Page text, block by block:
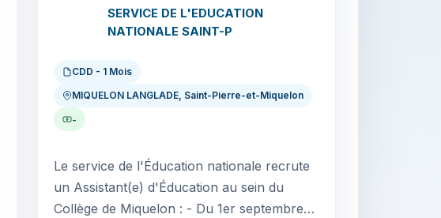
SERVICE DE L'EDUCATION
NATIONALE SAINT-P
CDD - 1 Mois
MIQUELON LANGLADE, Saint-Pierre-et-Miquelon
-
Le service de l'Éducation nationale recrute
un Assistant(e) d'Éducation au sein du
Collège de Miquelon : - Du 1er septembre